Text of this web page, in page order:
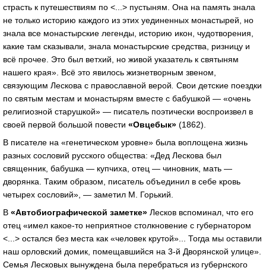
страсть к путешествиям по <...> пустыням. Она на память знала
не только историю каждого из этих уединенных монастырей, но
знала все монастырские легенды, историю икон, чудотворения,
какие там сказывали, знала монастырские средства, ризницу и
всё прочее. Это был ветхий, но живой указатель к святыням
нашего края». Всё это явилось жизнетворным звеном,
связующим Лескова с православной верой Свои детские поездки
по святым местам и монастырям вместе с бабушкой — «очень
религиозной старушкой» — писатель поэтически воспроизвел в
своей первой большой повести «Овцебык» (1862).
В писателе на «генетическом уровне» была воплощена жизнь
разных сословий русского общества: «Дед Лескова был
священник, бабушка — купчиха, отец — чиновник, мать —
дворянка. Таким образом, писатель объединил в себе кровь
четырех сословий», — заметил М. Горький.
В «Автобиографической заметке» Лесков вспоминал, что его
отец «имел какое-то неприятное столкновение с губернатором
<...> остался без места как «человек крутой»... Тогда мы оставили
наш орловский домик, помещавшийся на 3-й Дворянской улице».
Семья Лесковых вынуждена была перебраться из губернского